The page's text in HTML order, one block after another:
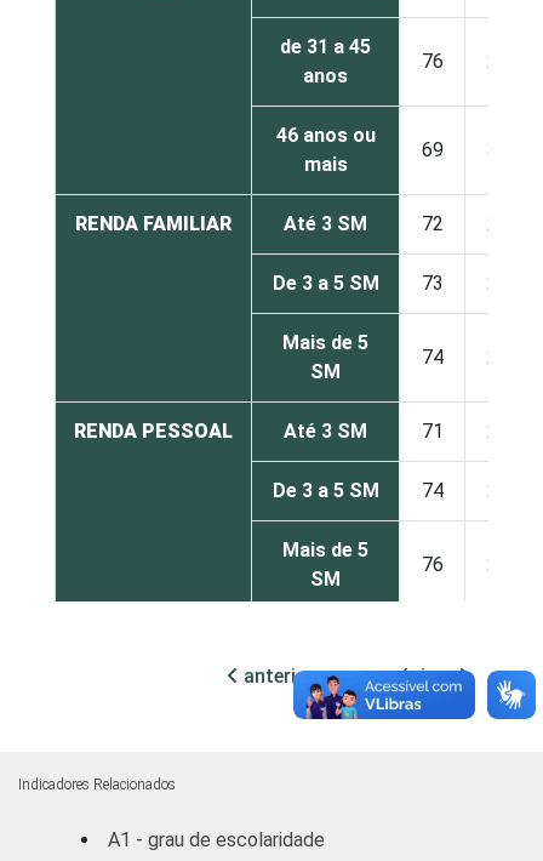
de 31 a 45
anos
76 24
46 anos ou
mais
69 31
RENDA FAMILIAR Até 3 SM 72 28
De 3 a 5 SM 73 27
Mais de 5
SM
74 26
RENDA PESSOAL Até 3 SM 71 29
De 3 a 5 SM 74 26
Mais de 5
SM
76 24
Centro
Oeste
77 23
anterior próxima
Indicadores Relacionados
A1 - grau de escolaridade